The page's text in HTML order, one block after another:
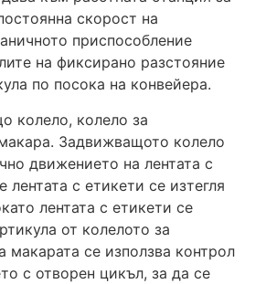
скорост на
приспособление
на фиксирано разстояние
по посока на конвейера.
колело, колело за
Задвижващото колело
движението на лентата с
лентата с етикети се изтегля
лентата с етикети се
от колелото за
макарата се използва контрол
с отворен цикъл, за да се